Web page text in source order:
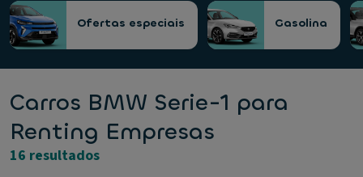
Ofertas especiais Gasolina
Carros BMW Serie-1 para
Renting Empresas
16 resultados